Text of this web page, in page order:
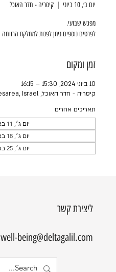
יום ב׳, 10 ביוני
  |
קיסריה - חדר האוכל
לפרטים נוספים ניתן לפנות למחלקת הרווחה
זמן ומקום
10 ביוני 2024, 15:30 – 16:15
קיסריה - חדר האוכל, HaEshel St 45, Caesarea, Israel
תאריכים אחרים
יום ג׳, 11 באוג׳, 15:30
יום ג׳, 18 באוג׳, 15:30
יום ג׳, 25 באוג׳, 15:30
ליצירת קשר
well-being@deltagalil.com